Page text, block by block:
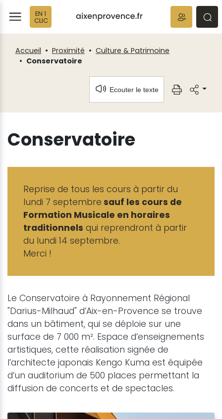
EN 1
CLIC
Accueil Proximité
Culture & Patrimoine
Conservatoire
Ecouter le texte
Conservatoire
Reprise de tous les cours à partir du
lundi 7 septembre sauf les cours de
Formation Musicale en horaires
traditionnels qui reprendront à partir
du lundi 14 septembre.
Merci !
Le Conservatoire à Rayonnement Régional
"Darius-Milhaud" d’Aix-en-Provence se trouve
dans un bâtiment, qui se déploie sur une
surface de 7 000 m². Espace d’enseignements
artistiques, cette réalisation signée de
l’architecte japonais Kengo Kuma est équipée
d’un auditorium de 500 places permettant la
diffusion de concerts et de spectacles.
Fenêtre
de
chat
Panneau de gestion des cookies